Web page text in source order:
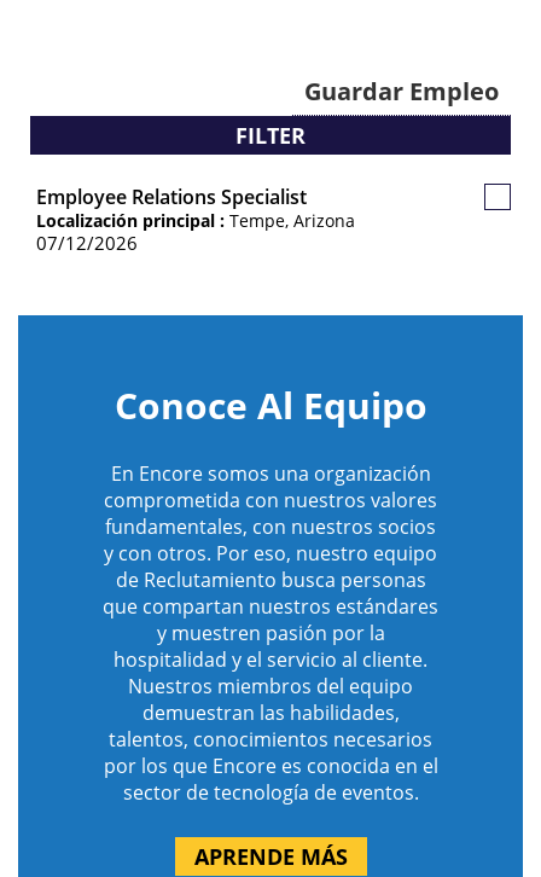
Guardar Empleo
FILTER
Employee Relations Specialist
Localización principal : Tempe, Arizona
07/12/2026
Conoce Al Equipo
En Encore somos una organización
comprometida con nuestros valores
fundamentales, con nuestros socios
y con otros. Por eso, nuestro equipo
de Reclutamiento busca personas
que compartan nuestros estándares
y muestren pasión por la
hospitalidad y el servicio al cliente.
Nuestros miembros del equipo
demuestran las habilidades,
talentos, conocimientos necesarios
por los que Encore es conocida en el
sector de tecnología de eventos.
APRENDE MÁS